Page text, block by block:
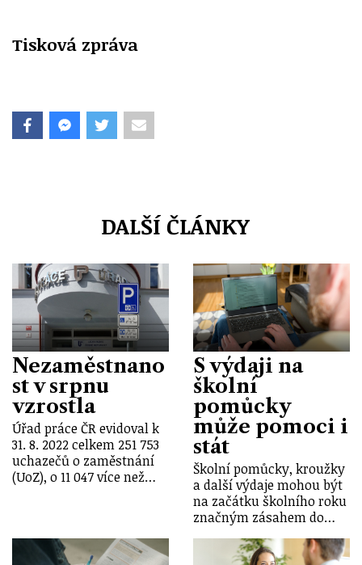
Tisková zpráva
DALŠÍ ČLÁNKY
Nezaměstnano
st v srpnu
vzrostla
Úřad práce ČR evidoval k
31. 8. 2022 celkem 251 753
uchazečů o zaměstnání
(UoZ), o 11 047 více než…
S výdaji na
školní
pomůcky
může pomoci i
stát
Školní pomůcky, kroužky
a další výdaje mohou být
na začátku školního roku
značným zásahem do…